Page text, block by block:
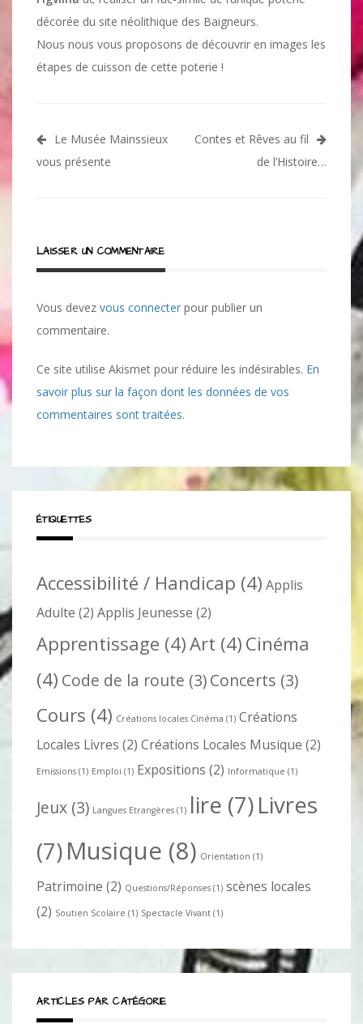
décorée du site néolithique des Baigneurs.
Nous nous vous proposons de découvrir en images les
étapes de cuisson de cette poterie !
Navigation
de
Le Musée Mainssieux
vous présente
Contes et Rêves au fil
de l’Histoire…
LAISSER UN COMMENTAIRE
Vous devez vous connecter pour publier un
commentaire.
Ce site utilise Akismet pour réduire les indésirables. En
savoir plus sur la façon dont les données de vos
commentaires sont traitées.
ÉTIQUETTES
Accessibilité / Handicap (4) Applis
Adulte (2) Applis Jeunesse (2)
Apprentissage (4)Art (4) Cinéma
(4) Code de la route (3)Concerts (3)
Cours (4) Créations locales Cinéma (1) Créations
Locales Livres (2) Créations Locales Musique (2)
Emissions (1) Emploi (1) Expositions (2) Informatique (1)
Jeux (3) Langues Etrangères (1) lire (7)Livres
(7)Musique (8) Orientation (1)
Patrimoine (2) Questions/Réponses (1) scènes locales
(2) Soutien Scolaire (1) Spectacle Vivant (1)
ARTICLES PAR CATÉGORIE